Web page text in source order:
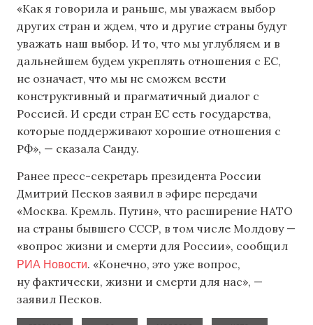
«Как я говорила и раньше, мы уважаем выбор
других стран и ждем, что и другие страны будут
уважать наш выбор. И то, что мы углубляем и в
дальнейшем будем укреплять отношения с ЕС,
не означает, что мы не сможем вести
конструктивный и прагматичный диалог с
Россией. И среди стран ЕС есть государства,
которые поддерживают хорошие отношения с
РФ», — сказала Санду.
Ранее пресс-секретарь президента России
Дмитрий Песков заявил в эфире передачи
«Москва. Кремль. Путин», что расширение НАТО
на страны бывшего СССР, в том числе Молдову —
«вопрос жизни и смерти для России», сообщил
РИА Новости. «Конечно, это уже вопрос,
ну фактически, жизни и смерти для нас», —
заявил Песков.